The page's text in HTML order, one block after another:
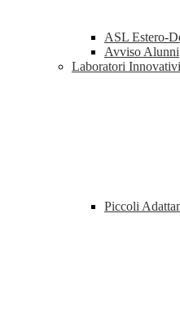
ASL Estero-
Avviso Alunni
Laboratori Innovativi
Piccoli